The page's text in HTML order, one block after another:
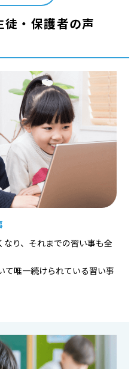
ング（例：ロボット制御な
ログラム的に表す
学ぶ
グラムを作る」よりは、考
。
HALLOを使って生徒に上
徒・保護者の声
り、それまでの習い事も全
て唯一続けられている習い事